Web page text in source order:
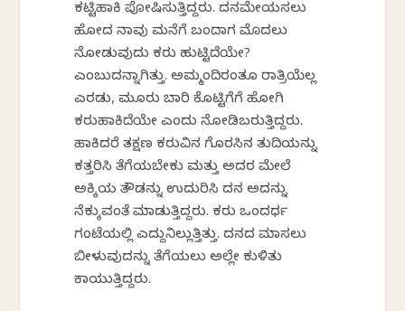
ಕಟ್ಟಿಹಾಕಿ ಪೋಷಿಸುತ್ತಿದ್ದರು. ದನಮೇಯಸಲು
ಹೋದ ನಾವು ಮನೆಗೆ ಬಂದಾಗ ಮೊದಲು
ನೋಡುವುದು ಕರು ಹುಟ್ಟಿದೆಯೇ?
ಎಂಬುದನ್ನಾಗಿತ್ತು. ಅಮ್ಮಂದಿರಂತೂ ರಾತ್ರಿಯೆಲ್ಲ
ಎರಡು, ಮೂರು ಬಾರಿ ಕೊಟ್ಟಿಗೆಗೆ ಹೋಗಿ
ಕರುಹಾಕಿದೆಯೇ ಎಂದು ನೋಡಿಬರುತ್ತಿದ್ದರು.
ಹಾಕಿದರೆ ತಕ್ಷಣ ಕರುವಿನ ಗೊರಸಿನ ತುದಿಯನ್ನು
ಕತ್ತರಿಸಿ ತೆಗೆಯಬೇಕು ಮತ್ತು ಅದರ ಮೇಲೆ
ಅಕ್ಕಿಯ ತೌಡನ್ನು ಉದುರಿಸಿ ದನ ಅದನ್ನು
ನೆಕ್ಕುವಂತೆ ಮಾಡುತ್ತಿದ್ದರು. ಕರು ಒಂದರ್ಧ
ಗಂಟೆಯಲ್ಲಿ ಎದ್ದುನಿಲ್ಲುತ್ತಿತ್ತು. ದನದ ಮಾಸಲು
ಬೀಳುವುದನ್ನು ತೆಗೆಯಲು ಅಲ್ಲೇ ಕುಳಿತು
ಕಾಯುತ್ತಿದ್ದರು.